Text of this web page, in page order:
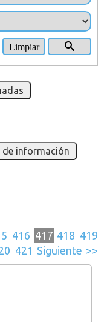
de información
416 417 418 419
421 Siguiente >>